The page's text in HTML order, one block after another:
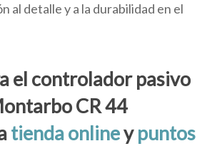
al detalle y a la durabilidad en el
el controlador pasivo
CR 44
tienda onlineypuntos